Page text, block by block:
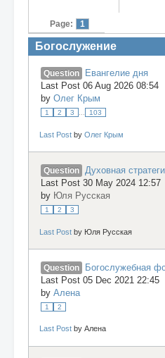
Page: 1
Богослужение
Question
Евангелие дня
Last Post 06 Aug 2026 08:54
by Олег Крым
1 2 3 ... 103
Last Post byОлег Крым
Question Духовная
Last Post 30 May 2024 12:57
by Юля Русская
1 2 3
Last Post by Юля Русская
Question
Богослужебная
Last Post 05 Dec 2021 22:45
by Алена
1 2
Last Post byАлена